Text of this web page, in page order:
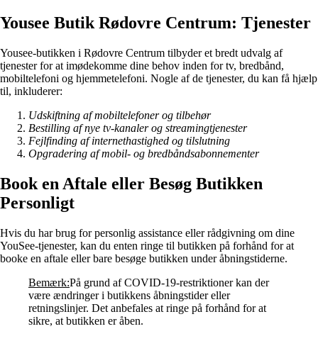
Yousee Butik Rødovre Centrum: Tjenester
Yousee-butikken i Rødovre Centrum tilbyder et bredt udvalg af
tjenester for at imødekomme dine behov inden for tv, bredbånd,
mobiltelefoni og hjemmetelefoni. Nogle af de tjenester, du kan få hjælp
til, inkluderer:
Udskiftning af mobiltelefoner og tilbehør
Bestilling af nye tv-kanaler og streamingtjenester
Fejlfinding af internethastighed og tilslutning
Opgradering af mobil- og bredbåndsabonnementer
Book en Aftale eller Besøg Butikken
Personligt
Hvis du har brug for personlig assistance eller rådgivning om dine
YouSee-tjenester, kan du enten ringe til butikken på forhånd for at
booke en aftale eller bare besøge butikken under åbningstiderne.
Bemærk:På grund af COVID-19-restriktioner kan der
være ændringer i butikkens åbningstider eller
retningslinjer. Det anbefales at ringe på forhånd for at
sikre, at butikken er åben.